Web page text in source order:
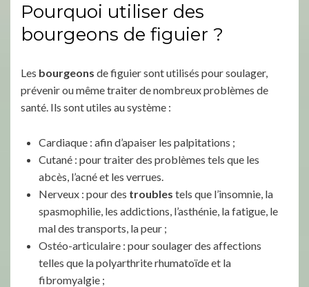
Pourquoi utiliser des
bourgeons de figuier ?
Les bourgeons de figuier sont utilisés pour soulager,
prévenir ou même traiter de nombreux problèmes de
santé. Ils sont utiles au système :
Cardiaque : afin d’apaiser les palpitations ;
Cutané : pour traiter des problèmes tels que les
abcès, l’acné et les verrues.
Nerveux : pour des troubles tels que l’insomnie, la
spasmophilie, les addictions, l’asthénie, la fatigue, le
mal des transports, la peur ;
Ostéo-articulaire : pour soulager des affections
telles que la polyarthrite rhumatoïde et la
fibromyalgie ;